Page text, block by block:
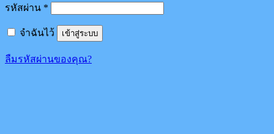
รหัสผ่าน *
จำฉันไว้ เข้าสู่ระบบ
ลืมรหัสผ่านของคุณ?